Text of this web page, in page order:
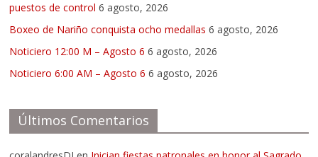
puestos de control 6 agosto, 2026
Boxeo de Nariño conquista ocho medallas 6 agosto, 2026
Noticiero 12:00 M – Agosto 6 6 agosto, 2026
Noticiero 6:00 AM – Agosto 6 6 agosto, 2026
Últimos Comentarios